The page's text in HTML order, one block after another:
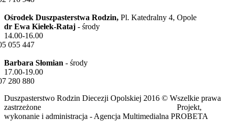
Ośrodek Duszpasterstwa Rodzin, Pl. Katedralny 4, Opole
dr Ewa Kiełek-Rataj - środy
14.00-16.00
055 447
Barbara Słomian - środy
17.00-19.00
280 880
Duszpasterstwo Rodzin Diecezji Opolskiej 2016 © Wszelkie prawa
zastrzeżone Projekt,
wykonanie i administracja - Agencja Multimedialna PROBETA